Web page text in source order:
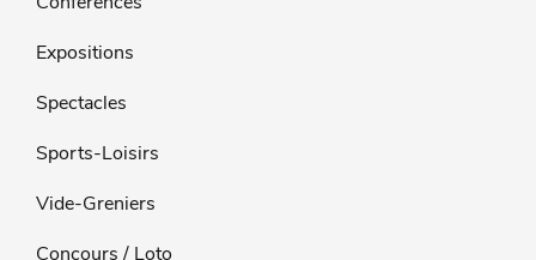
Expositions
Spectacles
Sports-Loisirs
Vide-Greniers
Concours / Loto